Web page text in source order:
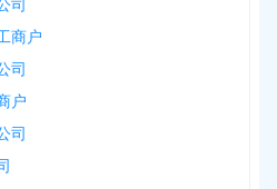
司
商户
司
户
司